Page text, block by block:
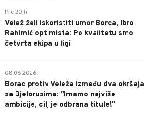
Pre 20 h
Velež želi iskoristiti umor Borca, Ibro
Rahimić optimista: Po kvalitetu smo
četvrta ekipa u ligi
08.08.2026.
Borac protiv Veleža između dva okršaja
sa Bjelorusima: "Imamo najviše
ambicije, cilj je odbrana titule!"